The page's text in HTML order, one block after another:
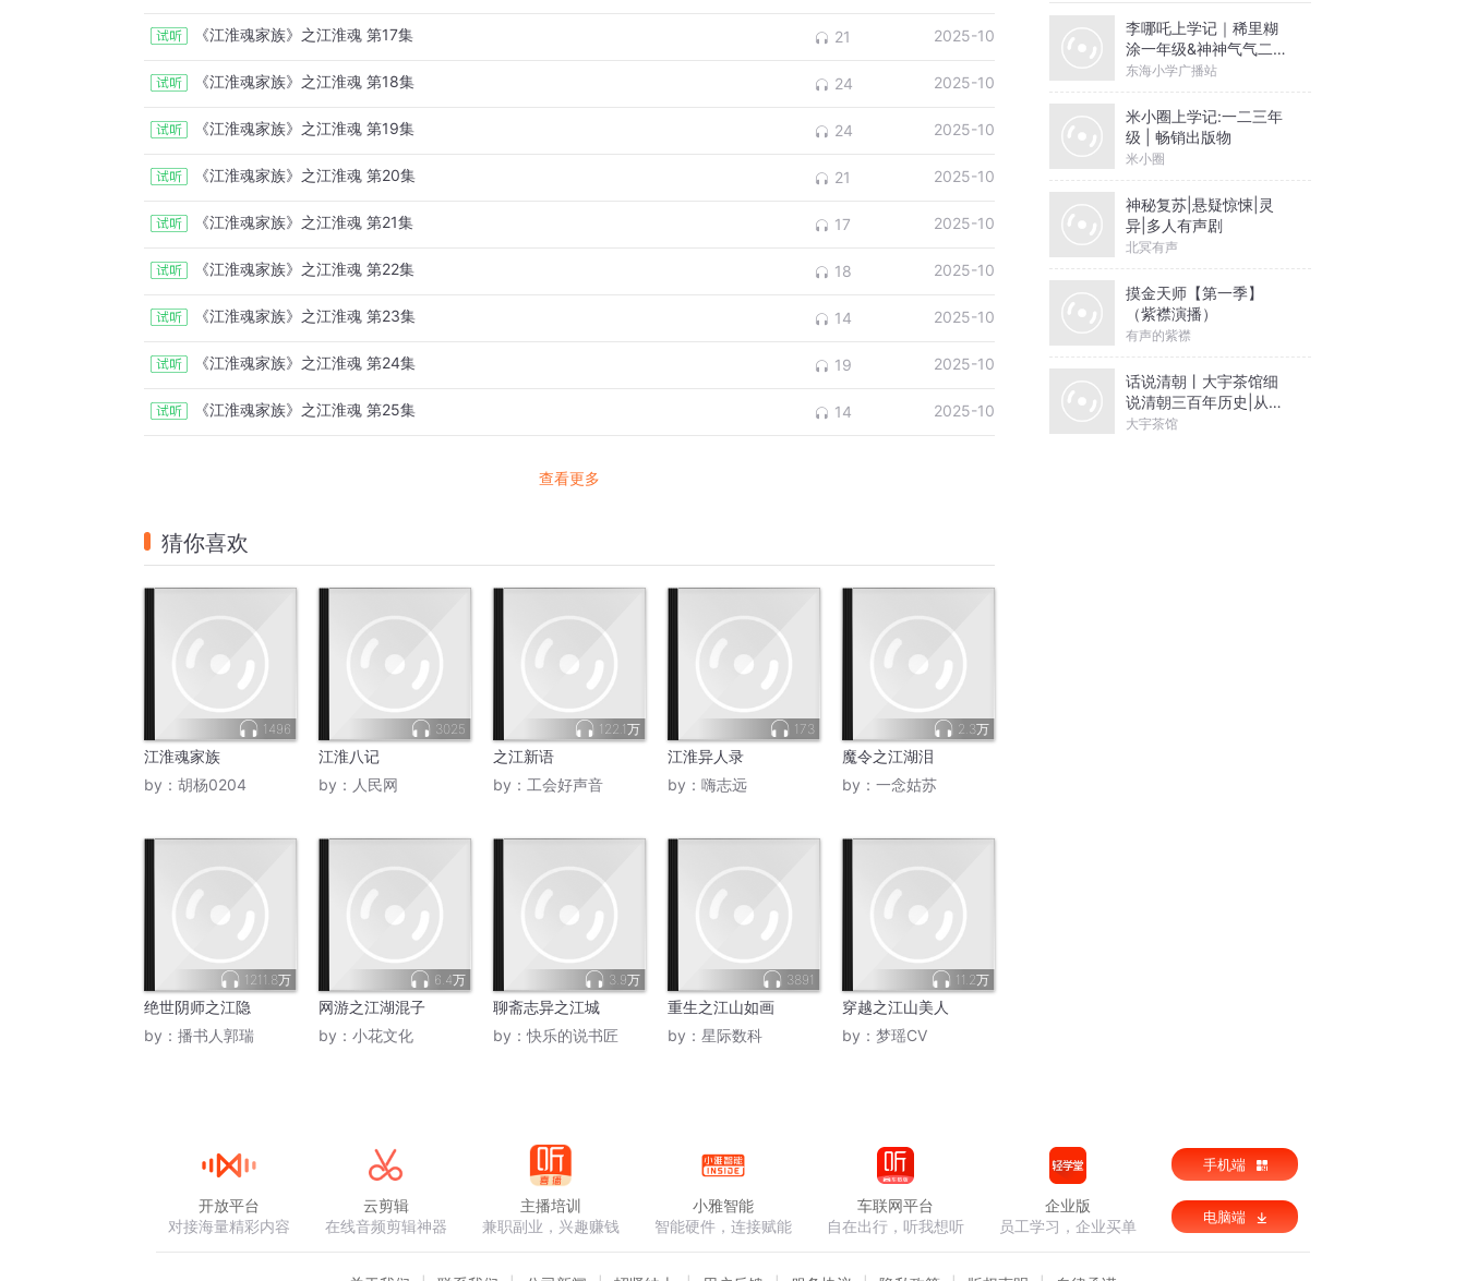
《江淮魂家族》之江淮魂 第17集 21 2025-10
《江淮魂家族》之江淮魂 第18集 24 2025-10
《江淮魂家族》之江淮魂 第19集 24 2025-10
《江淮魂家族》之江淮魂 第20集 21 2025-10
《江淮魂家族》之江淮魂 第21集 17 2025-10
《江淮魂家族》之江淮魂 第22集 18 2025-10
《江淮魂家族》之江淮魂 第23集 14 2025-10
《江淮魂家族》之江淮魂 第24集 19 2025-10
《江淮魂家族》之江淮魂 第25集 14 2025-10
查看更多
猜你喜欢
1496
江淮魂家族
by： 胡杨0204
3025
江淮八记
by： 人民网
122.1万
之江新语
by： 工会好声音
173
江淮异人录
by： 嗨志远
2.3万
魔令之江湖泪
by： 一念姑苏
1211.8万
绝世阴师之江隐
by： 播书人郭瑞
6.4万
网游之江湖混子
by： 小花文化
3.9万
聊斋志异之江城
by：快乐的说书匠
3891
重生之江山如画
by： 星际数科
11.2万
穿越之江山美人
by： 梦瑶CV
李哪吒上学记｜稀里糊
涂一年级&神神气气二年
级
东海小学广播站
米小圈上学记:一二三年
级 | 畅销出版物
米小圈
神秘复苏|悬疑惊悚|灵
异|多人有声剧
北冥有声
摸金天师【第一季】
（紫襟演播）
有声的紫襟
话说清朝丨大宇茶馆细
说清朝三百年历史|从努
尔哈赤到末代皇帝溥仪|
大宇茶馆
开放平台
对接海量精彩内容
云剪辑
在线音频剪辑神器
主播培训
兼职副业，兴趣赚钱
小雅智能
智能硬件，连接赋能
车联网平台
自在出行，听我想听
企业版
员工学习，企业买单
手机端
电脑端